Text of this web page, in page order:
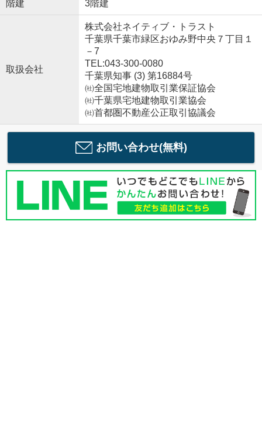
階建 3階建
取扱会社
株式会社ネイティブ・トラスト
千葉県千葉市緑区おゆみ野中央７丁目１
－7
TEL:043-300-0080
千葉県知事 (3) 第16884号
㈳全国宅地建物取引業保証協会
㈳千葉県宅地建物取引業協会
㈳首都圏不動産公正取引協議会
お問い合わせ(無料)